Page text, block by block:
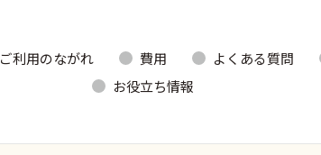
ご利用のながれ 費用 よくある質問
お役立ち情報